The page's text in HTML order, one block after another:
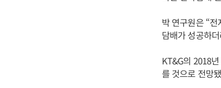
박 연구원은 “
담배가 성공하
KT&G의 2018
를 것으로 전망